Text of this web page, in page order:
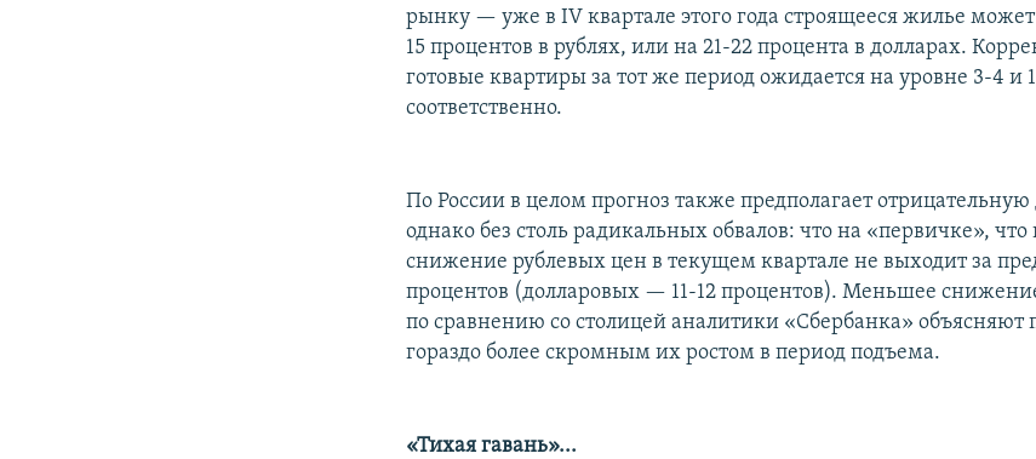
рынку — уже в IV квартале этого года строящееся жилье
15 процентов в рублях, или на 21-22 процента в долларах.
готовые квартиры за тот же период ожидается на уровне 3-4 и
соответственно.
По России в целом прогноз также предполагает
однако без столь радикальных обвалов: что на «первичке», что
снижение рублевых цен в текущем квартале не выходит за
процентов (долларовых — 11-12 процентов). Меньшее
по сравнению со столицей аналитики «Сбербанка» объясняют
гораздо более скромным их ростом в период подъема.
«Тихая гавань»...